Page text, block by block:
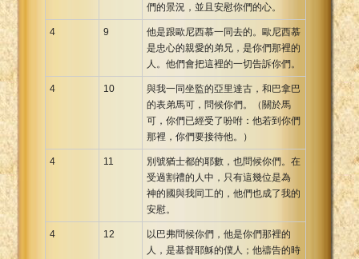
們的景況，並且安慰你們的心。
4 9
他是跟歐尼西慕一同去的。歐尼西慕
是忠心的親愛的弟兄，是你們那裡的
人。他們會把這裡的一切告訴你們。
4 10
與我一同坐監的亞里達古，和巴拿巴
的表弟馬可，問候你們。（關於馬
可，你們已經受了吩咐：他若到你們
那裡，你們要接待他。）
4 11
別號猶士都的耶數，也問候你們。在
受過割禮的人中，只有這幾位是為
神的國與我同工的，他們也成了我的
安慰。
4 12
以巴弗問候你們，他是你們那裡的
人，是基督耶穌的僕人；他禱告的時